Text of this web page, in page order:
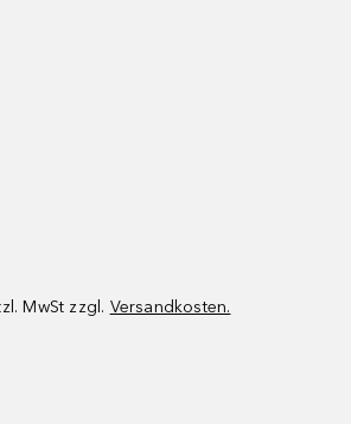
MwSt zzgl. Versandkosten.